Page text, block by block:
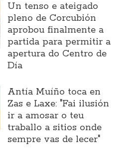
Un tenso e ateigado
pleno de Corcubión
aprobou finalmente a
partida para permitir a
apertura do Centro de
Día
Antía Muíño toca en
Zas e Laxe: "Fai ilusión
ir a amosar o teu
traballo a sitios onde
sempre vas de lecer"